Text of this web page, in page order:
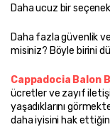
Daha ucuz bir
Daha fazla güvenlik
misiniz? Böyle birini
Cappadocia Balon
ücretler ve zayıf
yaşadıklarını
daha iyisini hak